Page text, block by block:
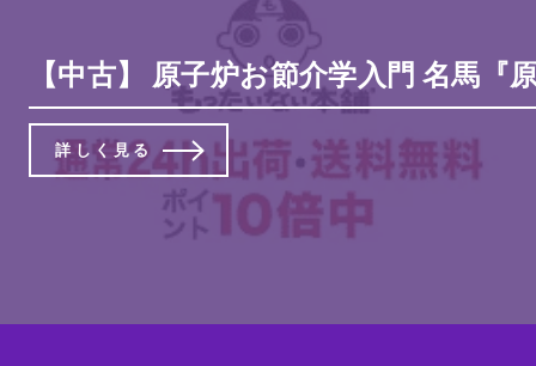
【中古】 原子炉お節介学入門 名馬
詳しく見る